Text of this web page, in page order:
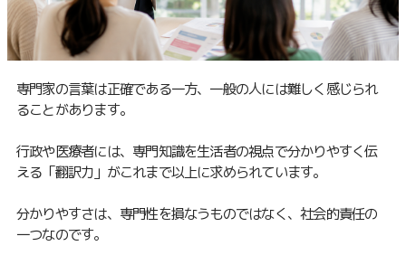
専門家の言葉は正確である一方、一般の人には難しく感じられ
ることがあります。
行政や医療者には、専門知識を生活者の視点で分かりやすく伝
える「翻訳力」がこれまで以上に求められています。
分かりやすさは、専門性を損なうものではなく、社会的責任の
一つなのです。